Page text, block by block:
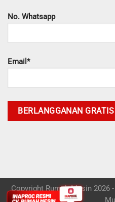
No. Whatsapp
Email*
Copyright Rumah Mesin 2026